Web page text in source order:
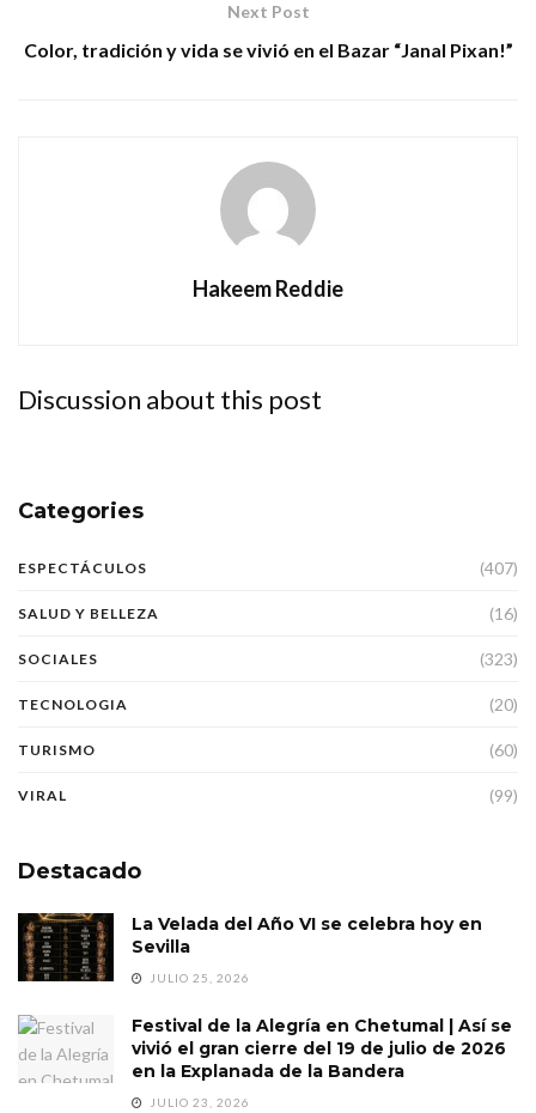
Next Post
Color, tradición y vida se vivió en el Bazar “Janal Pixan!”
Hakeem Reddie
Discussion about this post
Categories
ESPECTÁCULOS (407)
SALUD Y BELLEZA (16)
SOCIALES (323)
TECNOLOGIA (20)
TURISMO (60)
VIRAL (99)
Destacado
La Velada del Año VI se celebra hoy en
Sevilla
JULIO 25, 2026
Festival de la Alegría en Chetumal | Así se
vivió el gran cierre del 19 de julio de 2026
en la Explanada de la Bandera
JULIO 23, 2026